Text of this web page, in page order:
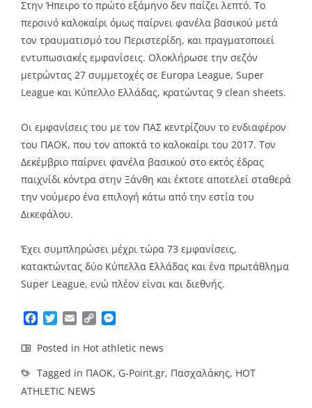
Στην Ήπειρο το πρώτο εξάμηνο δεν παίζει λεπτό. Το
περσινό καλοκαίρι όμως παίρνει φανέλα βασικού μετά
τον τραυματισμό του Περιστερίδη, και πραγματοποιεί
εντυπωσιακές εμφανίσεις. Ολοκλήρωσε την σεζόν
μετρώντας 27 συμμετοχές σε Europa League, Super
League και Κύπελλο Ελλάδας, κρατώντας 9 clean sheets.
Οι εμφανίσεις του με τον ΠΑΣ κεντρίζουν το ενδιαφέρον
του ΠΑΟΚ, που τον αποκτά το καλοκαίρι του 2017. Τον
Δεκέμβριο παίρνει φανέλα βασικού στο εκτός έδρας
παιχνίδι κόντρα στην Ξάνθη και έκτοτε αποτελεί σταθερά
την νούμερο ένα επιλογή κάτω από την εστία του
Δικεφάλου.
Έχει συμπληρώσει μέχρι τώρα 73 εμφανίσεις,
κατακτώντας δύο Κύπελλα Ελλάδας και ένα πρωτάθλημα
Super League, ενώ πλέον είναι και διεθνής.
Facebook
TwitterEmailCopy
Posted in Hot athletic news
Tagged in ΠΑΟΚ, G-Point.gr, Πασχαλάκης, HOT
ATHLETIC NEWS